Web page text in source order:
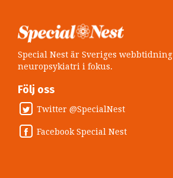
Special Nest är Sveriges
neuropsykiatri i fokus.
Följ oss
Twitter @SpecialNest
Facebook Special Nest